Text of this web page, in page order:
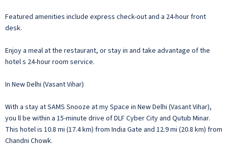
Featured amenities include express check-out and a 24-hour front
desk.
Enjoy a meal at the restaurant, or stay in and take advantage of the
hotel s 24-hour room service.
In New Delhi (Vasant Vihar)
With a stay at SAMS Snooze at my Space in New Delhi (Vasant Vihar),
you ll be within a 15-minute drive of DLF Cyber City and Qutub Minar.
This hotel is 10.8 mi (17.4 km) from India Gate and 12.9 mi (20.8 km) from
Chandni Chowk.